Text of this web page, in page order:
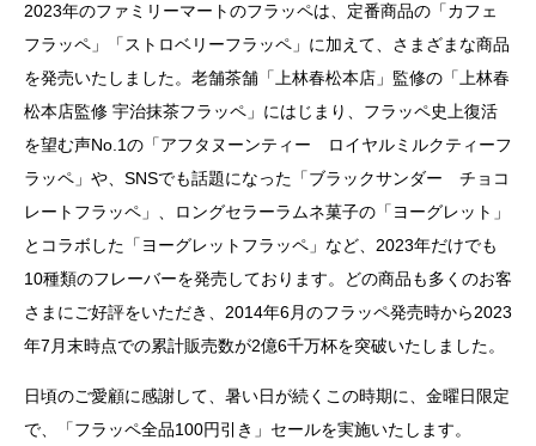
2023年のファミリーマートのフラッペは、定番商品の「カフェ
フラッペ」「ストロベリーフラッペ」に加えて、さまざまな商品
を発売いたしました。老舗茶舗「上林春松本店」監修の「上林春
松本店監修 宇治抹茶フラッペ」にはじまり、フラッペ史上復活
を望む声No.1の「アフタヌーンティー ロイヤルミルクティーフ
ラッペ」や、SNSでも話題になった「ブラックサンダー チョコ
レートフラッペ」、ロングセラーラムネ菓子の「ヨーグレット」
とコラボした「ヨーグレットフラッペ」など、2023年だけでも
10種類のフレーバーを発売しております。どの商品も多くのお客
さまにご好評をいただき、2014年6月のフラッペ発売時から2023
年7月末時点での累計販売数が2億6千万杯を突破いたしました。
日頃のご愛顧に感謝して、暑い日が続くこの時期に、金曜日限定
で、「フラッペ全品100円引き」セールを実施いたします。